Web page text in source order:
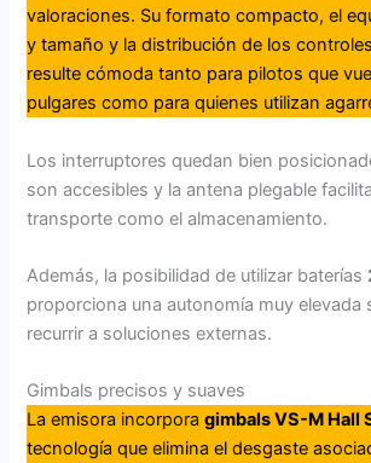
valoraciones. Su formato compacto, el
y tamaño y la distribución de los
resulte cómoda tanto para pilotos que
pulgares como para quienes utilizan
Los interruptores quedan bien
son accesibles y la antena plegable
transporte como el almacenamiento.
Además, la posibilidad de utilizar baterías
proporciona una autonomía muy elevada
recurrir a soluciones externas.
Gimbals precisos y suaves
La emisora incorporagimbals VS-M Hall
tecnología que elimina el desgaste